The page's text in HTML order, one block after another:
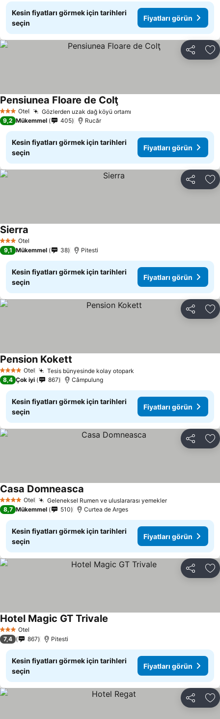
Kesin fiyatları görmek için tarihleri
seçin
Fiyatları görün
Paylaş
3 YıldızOtel Gözlerden uzak dağ köyü ortamı
Pensiunea Floare de ColţFiyatları görün
9,2 Mükemmel 405 Rucăr
Kesin fiyatları görmek için tarihleri
seçin
Fiyatları görün
Paylaş
3 YıldızOtel
Sierra
9,1 Mükemmel 38 Pitesti
Kesin fiyatları görmek için tarihleri
seçin
Fiyatları görün
Paylaş
4 Yıldız Otel Tesis bünyesinde kolay otopark
Pension Kokett
8,4 Çok iyi 867 Câmpulung
Kesin fiyatları görmek için tarihleri
seçin
Fiyatları görün
Paylaş
4 Yıldız Otel Geleneksel Rumen ve uluslararası yemeklerFiyatları görün
Casa Domneasca
8,7 Mükemmel 510 Curtea de Arges
Kesin fiyatları görmek için tarihleri
seçin
Fiyatları görün
Paylaş
3 YıldızOtel
Hotel Magic GT Trivale
7,4 867 Pitesti
Kesin fiyatları görmek için tarihleri
seçin
Fiyatları görün
Paylaş